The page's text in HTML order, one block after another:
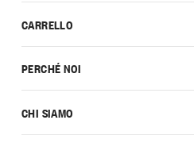
CARRELLO
PERCHÉ NOI
CHI SIAMO